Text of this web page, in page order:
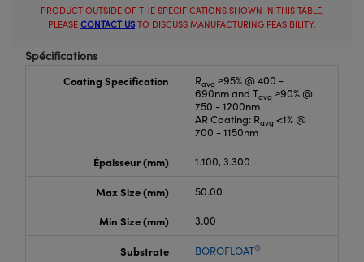
PRODUCT OUTSIDE OF THE SPECIFICATIONS SHOWN IN THIS TABLE,
PLEASE CONTACT US TO DISCUSS MANUFACTURING FEASIBILITY.
Spécifications
Coating Specification Ravg ≥95% @ 400 -
690nm and Tavg ≥90% @
750 - 1200nm
AR Coating: Ravg <1% @
700 - 1150nm
Épaisseur (mm)
1.100, 3.300
Max Size (mm)
50.00
Min Size (mm)
3.00
Substrate BOROFLOAT®